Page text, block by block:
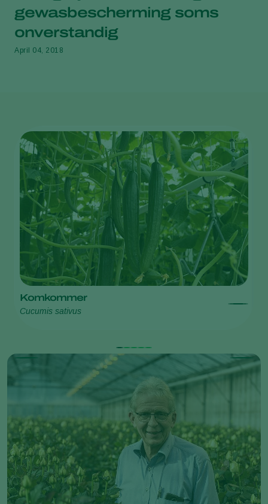
gewasbescherming soms
onverstandig
April 04, 2018
Komkommer
Cucumis sativus